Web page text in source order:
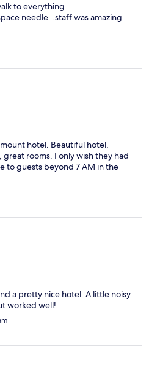
to everything
needle ..staff was amazing
hotel. Beautiful hotel,
rooms. I only wish they had
to guests beyond 7 AM in the
a pretty nice hotel. A little noisy
worked well!